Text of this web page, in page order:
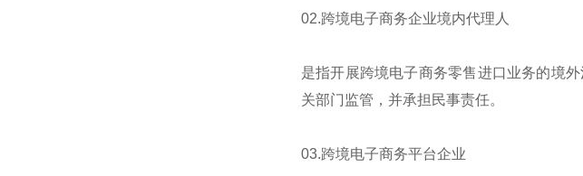
02.跨境电子商务企业境内代理人
是指开展跨境电子商务零售进口业务的境
关部门监管，并承担民事责任。
03.跨境电子商务平台企业